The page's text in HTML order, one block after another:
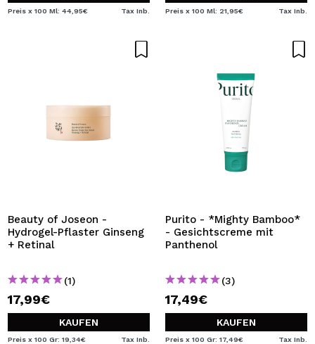
Preis x 100 Ml: 44,95€ Tax Inb. Preis x 100 Ml: 21,95€ Tax Inb.
Beauty of Joseon -
Hydrogel-Pflaster Ginseng
+ Retinal
(1)
17,99€
KAUFEN
Preis x 100 Gr: 19,34€ Tax Inb.
Purito - *Mighty Bamboo*
- Gesichtscreme mit
Panthenol
(3)
17,49€
KAUFEN
Preis x 100 Gr: 17,49€ Tax Inb.